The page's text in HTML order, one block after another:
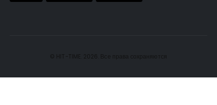
© HIT-TIME. 2026. Все права сохраняются